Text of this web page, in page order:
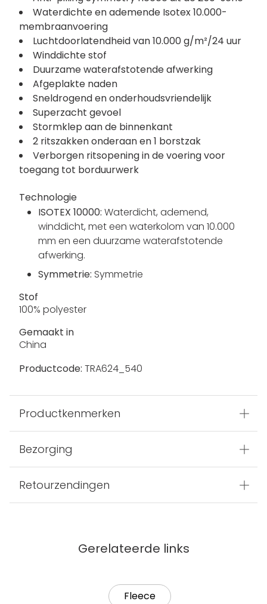
Waterdichte en ademende Isotex 10.000-
membraanvoering
Luchtdoorlatendheid van 10.000 g/m²/24 uur
Winddichte stof
Duurzame waterafstotende afwerking
Afgeplakte naden
Sneldrogend en onderhoudsvriendelijk
Superzacht gevoel
Stormklep aan de binnenkant
2 ritszakken onderaan en 1 borstzak
Verborgen ritsopening in de voering voor
toegang tot borduurwerk
Technologie
ISOTEX 10000: Waterdicht, ademend,
winddicht, met een waterkolom van 10.000
mm en een duurzame waterafstotende
afwerking.
Symmetrie: Symmetrie
Stof
100% polyester
Gemaakt in
China
Productcode: TRA624_540
Productkenmerken
Bezorging
Retourzendingen
Gerelateerde links
Fleece